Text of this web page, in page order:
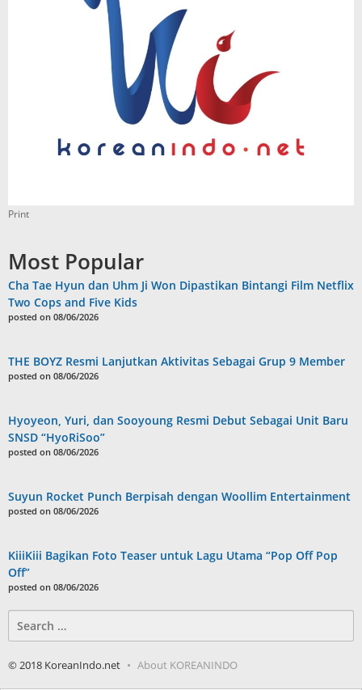
Print
Most Popular
Cha Tae Hyun dan Uhm Ji Won Dipastikan Bintangi Film Netflix
Two Cops and Five Kids
posted on 08/06/2026
THE BOYZ Resmi Lanjutkan Aktivitas Sebagai Grup 9 Member
posted on 08/06/2026
Hyoyeon, Yuri, dan Sooyoung Resmi Debut Sebagai Unit Baru
SNSD “HyoRiSoo”
posted on 08/06/2026
Suyun Rocket Punch Berpisah dengan Woollim Entertainment
posted on 08/06/2026
KiiiKiii Bagikan Foto Teaser untuk Lagu Utama “Pop Off Pop
Off”
posted on 08/06/2026
for:
© 2018 KoreanIndo.net About KOREANINDO